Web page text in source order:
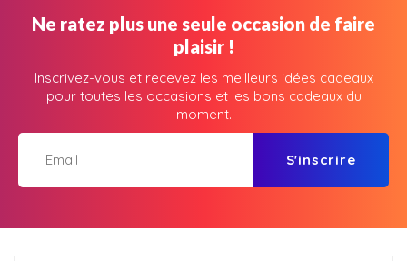
Ne ratez plus une seule occasion de faire
plaisir !
Inscrivez-vous et recevez les meilleurs idées cadeaux
pour toutes les occasions et les bons cadeaux du
moment.
S'inscrire